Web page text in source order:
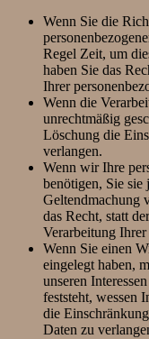
Wenn Sie die
Regel Zeit, um
haben Sie das
Ihrer
Wenn die
unrechtmäßig
Löschung die
verlangen.
Wenn wir Ihre
benötigen, Sie
Geltendmachung
das Recht, statt
Verarbeitung
Wenn Sie einen
eingelegt haben,
unseren
feststeht, wessen
die
Daten zu